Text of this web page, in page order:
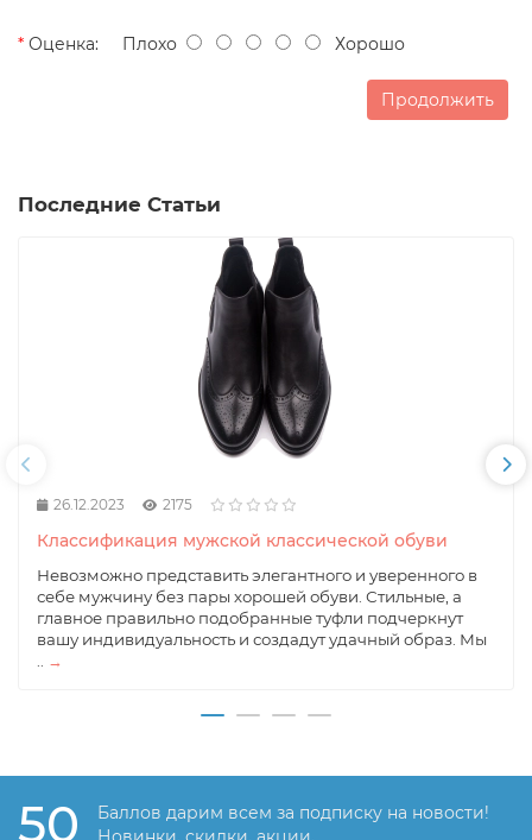
Оценка: Плохо Хорошо
Продолжить
Последние Статьи
26.12.2023 2175
Классификация мужской классической обуви
Невозможно представить элегантного и уверенного в
себе мужчину без пары хорошей обуви. Стильные, а
главное правильно подобранные туфли подчеркнут
вашу индивидуальность и создадут удачный образ. Мы
→
50
Баллов дарим всем за подписку на новости!